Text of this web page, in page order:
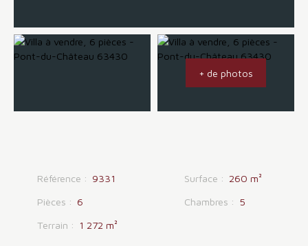
+ de photos
Référence : 9331 Surface : 260 m²
Pièces : 6 Chambres : 5
Terrain : 1 272 m²